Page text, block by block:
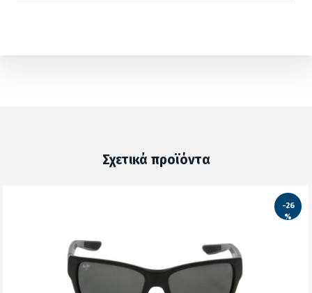
Σχετικά προϊόντα
-26
%